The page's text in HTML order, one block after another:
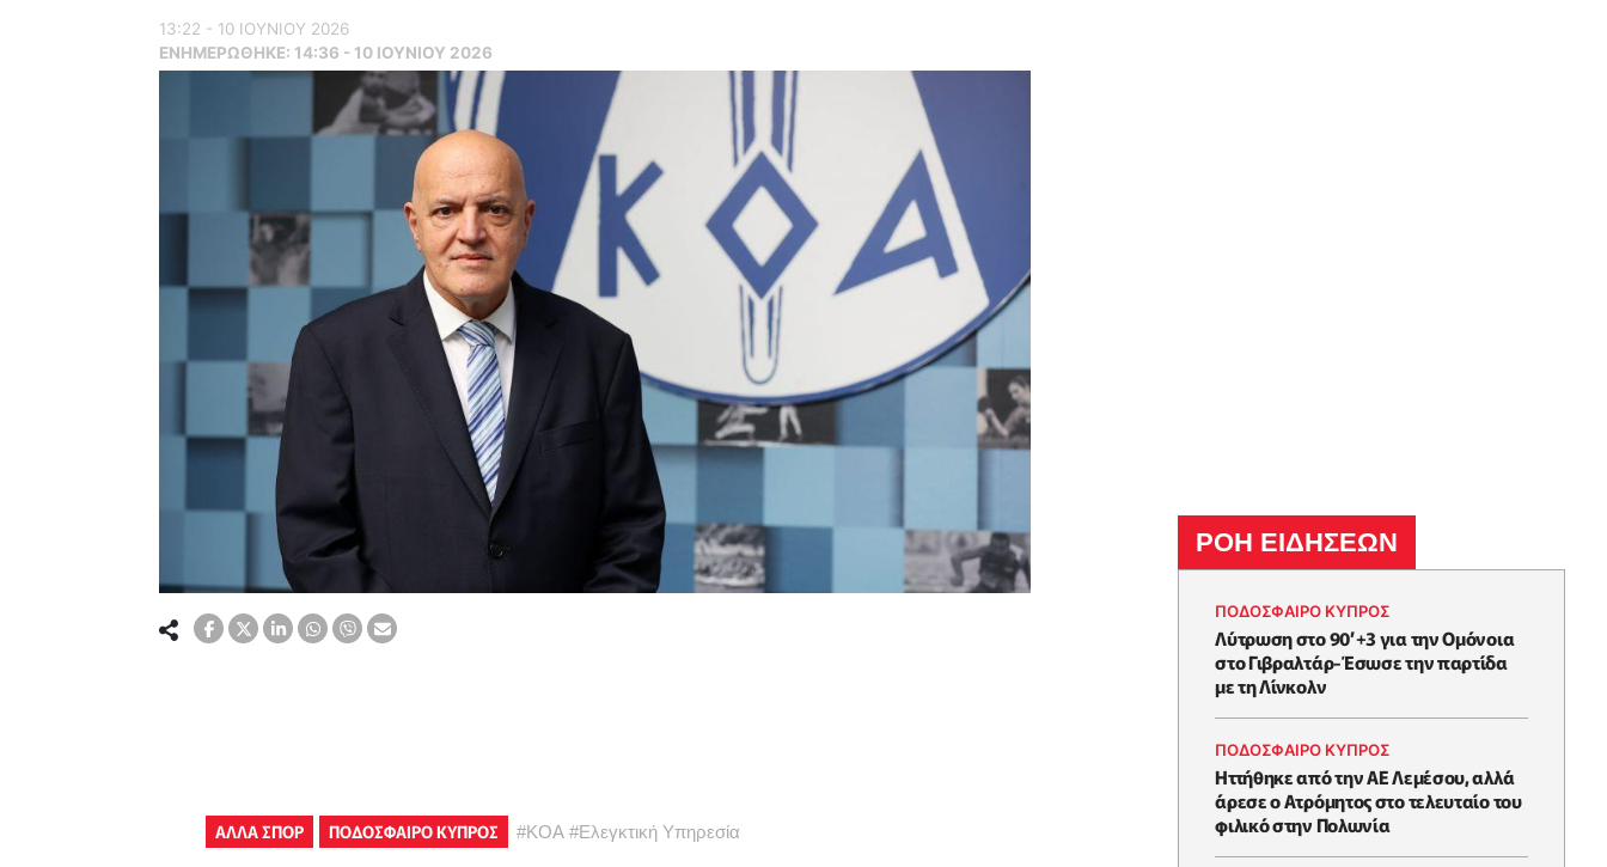
13:22 - 10 ΙΟΥΝΙΟΥ 2026
ΕΝΗΜΕΡΏΘΗΚΕ: 14:36 - 10 ΙΟΥΝΙΟΥ 2026
ΑΛΛΑ ΣΠΟΡ ΠΟΔΟΣΦΑΙΡΟ ΚΥΠΡΟΣ #ΚΟΑ #Ελεγκτική Υπηρεσία
ΡΟΗ ΕΙΔΗΣΕΩΝ
ΠΟΔΟΣΦΑΙΡΟ ΚΥΠΡΟΣ
Λύτρωση στο 90’+3 για την Ομόνοια
στο Γιβραλτάρ-Έσωσε την παρτίδα
με τη Λίνκολν
ΠΟΔΟΣΦΑΙΡΟ ΚΥΠΡΟΣ
Ηττήθηκε από την ΑΕ Λεμέσου, αλλά
άρεσε ο Ατρόμητος στο τελευταίο του
φιλικό στην Πολωνία